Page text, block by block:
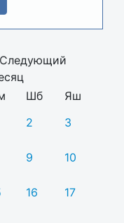
Шб
Яш
2 3
9 10
16 17